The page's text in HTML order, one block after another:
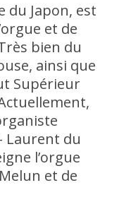
du Japon, est
et de
bien du
ainsi que
Supérieur
Laurent du
l’orgue
et de